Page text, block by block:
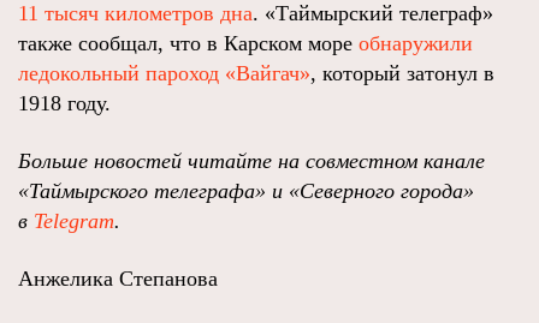
11 тысяч километров дна. «Таймырский телеграф»
также сообщал, что в Карском море обнаружили
ледокольный пароход «Вайгач», который затонул в
1918 году.
Больше новостей читайте на совместном канале
«Таймырского телеграфа» и «Северного города»
в Telegram.
Анжелика Степанова